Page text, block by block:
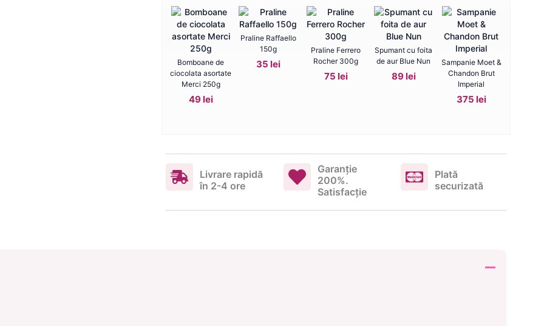
Bomboane de
ciocolata asortate
Merci 250g
49 lei
Praline Raffaello
150g
35 lei
Praline Ferrero
Rocher 300g
75 lei
Spumant cu foita
de aur Blue Nun
89 lei
Sampanie Moet &
Chandon Brut
Imperial
375 lei
Livrare rapidă
în 2-4 ore
Garanţie
200%.
Satisfacţie
Plată
securizată